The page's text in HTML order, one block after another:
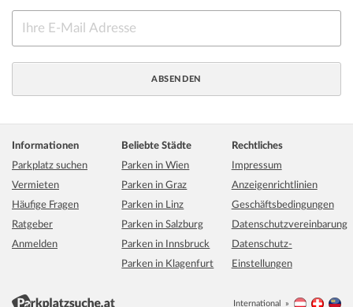
Informationen
Parkplatz suchen
Vermieten
Häufige Fragen
Ratgeber
Anmelden
Beliebte Städte
Parken in Wien
Parken in Graz
Parken in Linz
Parken in Salzburg
Parken in Innsbruck
Parken in Klagenfurt
Rechtliches
Impressum
Anzeigenrichtlinien
Geschäftsbedingungen
Datenschutzvereinbarung
Datenschutz-
Einstellungen
International